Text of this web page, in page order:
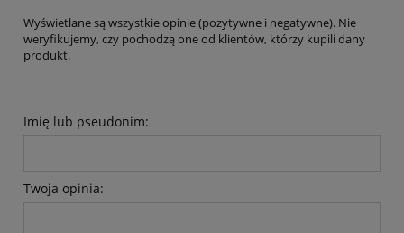
Wyświetlane są wszystkie opinie (pozytywne i negatywne). Nie
weryfikujemy, czy pochodzą one od klientów, którzy kupili dany
produkt.
Imię lub pseudonim:
Twoja opinia: